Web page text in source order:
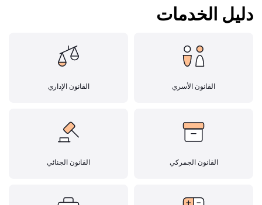
دليل الخدمات
القانون الأسري القانون الإداري
القانون الجمركي القانون الجنائي